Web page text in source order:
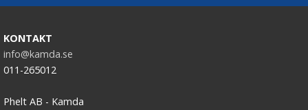
KONTAKT
info@kamda.se
011-265012
Phelt AB - Kamda